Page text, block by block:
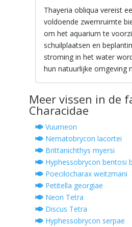
Thayeria obliqua vereist
voldoende zwemruimte
om het aquarium te
schuilplaatsen en
stroming in het water
hun natuurlijke omgeving
Meer vissen in de
Characidae
Vuurneon
Nematobrycon lacortei
Brittanichthys myersi
Hyphessobrycon bentosi
Poecilocharax weitzmani
Petitella georgiae
Neon Tetra
Discus Tetra
Hyphessobrycon serpae